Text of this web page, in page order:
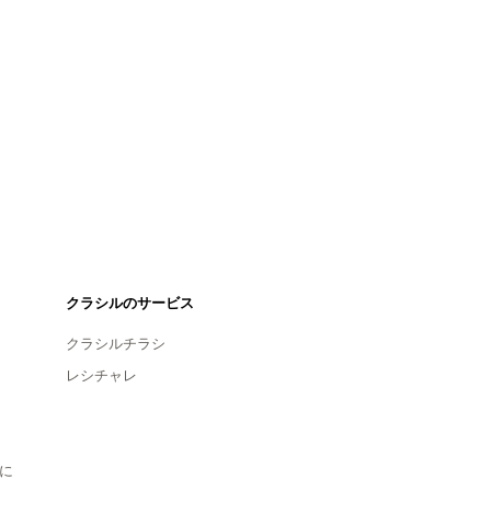
クラシルのサービス
クラシルチラシ
レシチャレ